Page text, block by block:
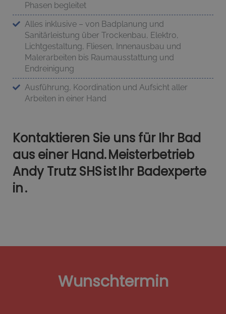
Phasen begleitet
Alles inklusive – von Badplanung und
Sanitärleistung über Trockenbau, Elektro,
Lichtgestaltung, Fliesen, Innenausbau und
Malerarbeiten bis Raumausstattung und
Endreinigung
Ausführung, Koordination und Aufsicht aller
Arbeiten in einer Hand
Kontaktieren Sie uns für Ihr Bad
aus einer Hand. Meisterbetrieb
Andy Trutz SHS ist Ihr Badexperte
in .
Wunschtermin